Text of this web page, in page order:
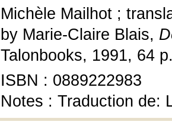
Michèle Mailhot ;
by Marie-Claire Blais,
Talonbooks, 1991, 64
ISBN : 0889222983
Notes : Traduction de: